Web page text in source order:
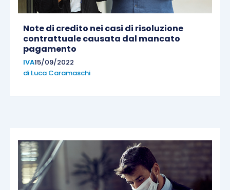
Note di credito nei casi di risoluzione
contrattuale causata dal mancato
pagamento
IVA15/09/2022
di Luca Caramaschi